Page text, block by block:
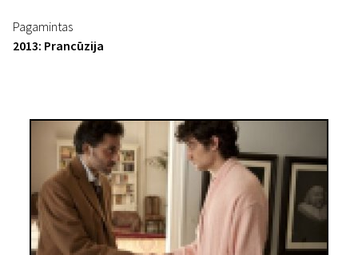
Pagamintas
2013: Prancūzija